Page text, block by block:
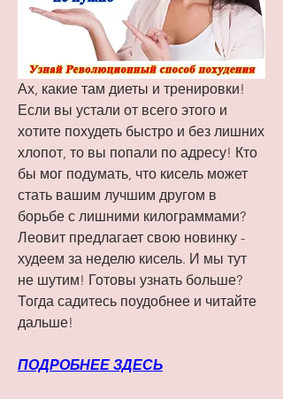
Ах, какие там диеты и тренировки!
Если вы устали от всего этого и
хотите похудеть быстро и без лишних
хлопот, то вы попали по адресу! Кто
бы мог подумать, что кисель может
стать вашим лучшим другом в
борьбе с лишними килограммами?
Леовит предлагает свою новинку -
худеем за неделю кисель. И мы тут
не шутим! Готовы узнать больше?
Тогда садитесь поудобнее и читайте
дальше!
ПОДРОБНЕЕ ЗДЕСЬ